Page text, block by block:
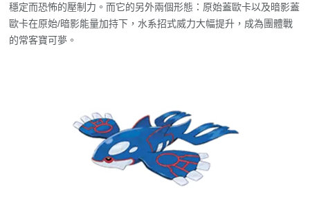
穩定而恐怖的壓制力。而它的另外兩個形態：原始蓋歐卡以及暗影蓋
歐卡在原始/暗影能量加持下，水系招式威力大幅提升，成為團體戰
的常客寶可夢。